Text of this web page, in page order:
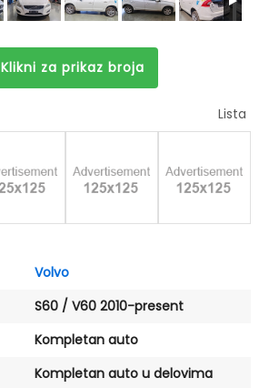
Klikni za prikaz broja
Lista
Volvo
S60 / V60 2010-present
Kompletan auto
Kompletan auto u delovima